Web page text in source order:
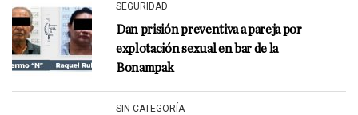
SEGURIDAD
Dan prisión preventiva a pareja por
explotación sexual en bar de la
Bonampak
SIN CATEGORÍA